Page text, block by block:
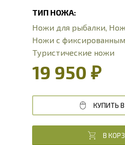
ТИП НОЖА:
Ножи для рыбалки,
Ножи с
Туристические ножи
19 950 ₽
КУПИТЬ
В